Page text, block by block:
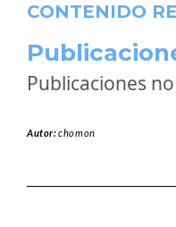
CONTENIDO
Publicaciones
Autor:chomon